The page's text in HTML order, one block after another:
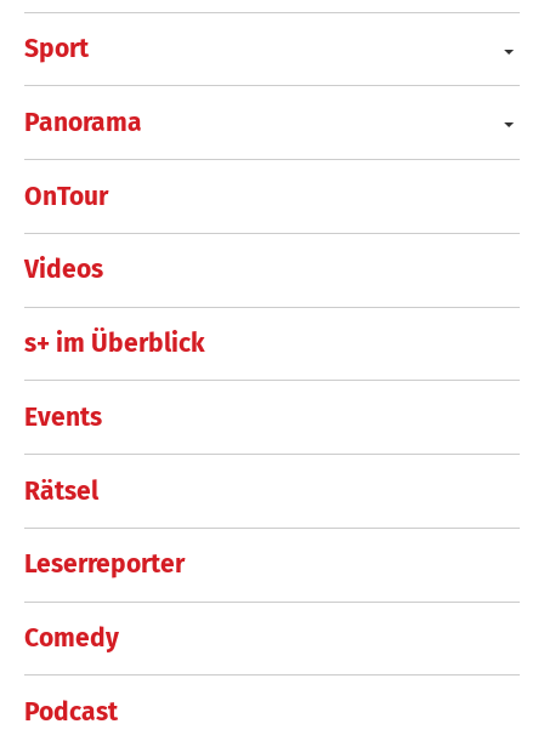
Sport
Panorama
OnTour
Videos
s+ im Überblick
Events
Rätsel
Leserreporter
Comedy
Podcast